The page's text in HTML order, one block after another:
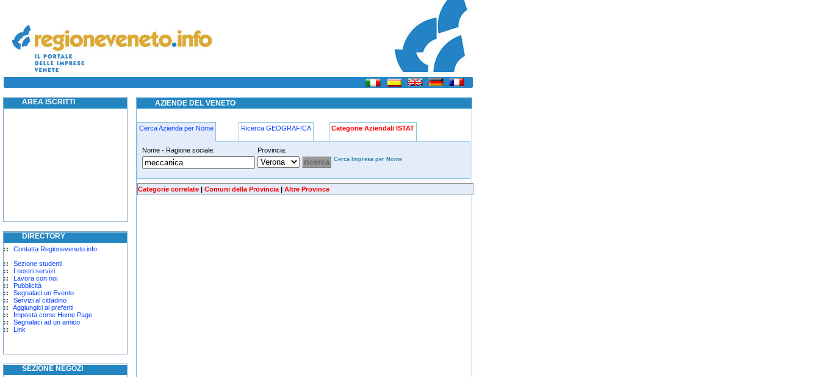
meccanica cavarzere
AREA ISCRITTI
DIRECTORY
Contatta Regioneveneto.info
Sezione studenti
I nostri servizi
Lavora con noi
Pubblicità
Segnalaci un Evento
Servizi al cittadino
Aggiungici ai preferiti
Imposta come Home Page
Segnalaci ad un amico
Link
SEZIONE NEGOZI
AZIENDE DEL VENETO
Cerca Azienda per Nome Ricerca GEOGRAFICA Categorie Aziendali ISTAT
Nome - Ragione sociale: Provincia:
Cerca Impresa per Nome
meccanica cavarzere
Categorie correlate | Comuni della Provincia | Altre Province